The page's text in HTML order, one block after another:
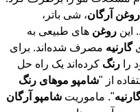
این روغن
های طبیعی به
گارنیهمصرف شده‌اند. برای
را رنگ کرده‌اند یک راه حل
از " شامپو موهای
رنگ
". ماموریتشامپو
آرگان
بردن آسیب های پوست و
ماده مؤثر در این